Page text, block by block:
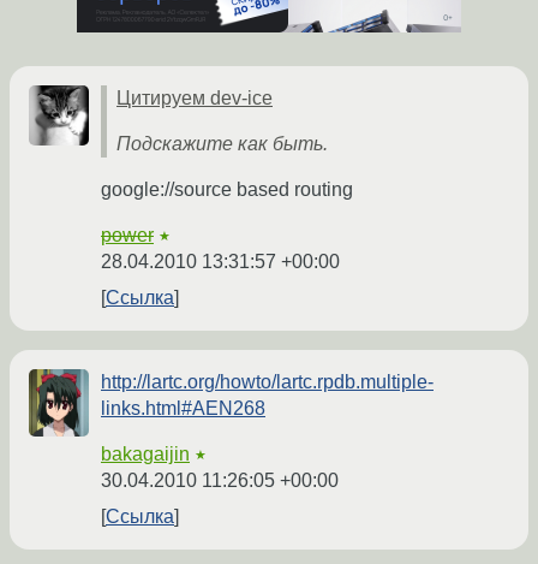
Цитируем dev-ice
Подскажите как быть.
google://source based routing
power ★
28.04.2010 13:31:57 +00:00
Ссылка
http://lartc.org/howto/lartc.rpdb.multiple-
links.html#AEN268
bakagaijin ★
30.04.2010 11:26:05 +00:00
Ссылка